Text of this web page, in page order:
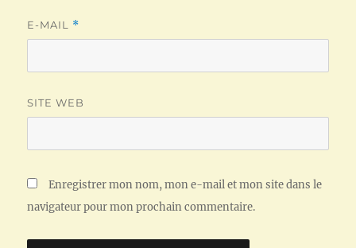
E-MAIL *
SITE WEB
Enregistrer mon nom, mon e-mail et mon site dans le
navigateur pour mon prochain commentaire.